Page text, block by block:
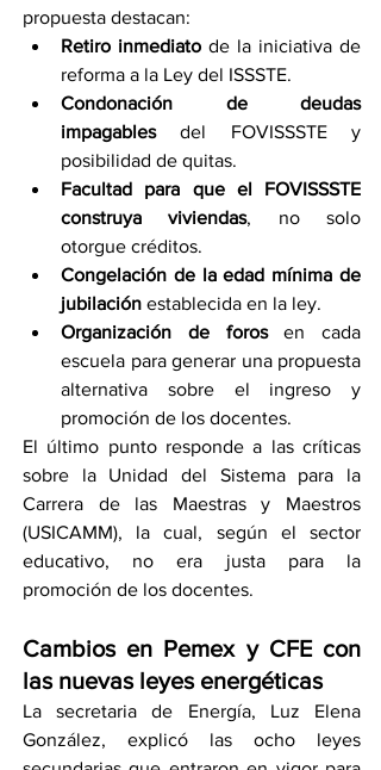
propuesta destacan:
Retiro inmediato de la iniciativa de
reforma a la Ley del ISSSTE.
Condonación de deudas
impagables del FOVISSSTE y
posibilidad de quitas.
Facultad para que el FOVISSSTE
construya viviendas, no solo
otorgue créditos.
Congelación de la edad mínima de
jubilación establecida en la ley.
Organización de foros en cada
escuela para generar una propuesta
alternativa sobre el ingreso y
promoción de los docentes.
El último punto responde a las críticas
sobre la Unidad del Sistema para la
Carrera de las Maestras y Maestros
(USICAMM), la cual, según el sector
educativo, no era justa para la
promoción de los docentes.
Cambios en Pemex y CFE con
las nuevas leyes energéticas
La secretaria de Energía, Luz Elena
González, explicó las ocho leyes